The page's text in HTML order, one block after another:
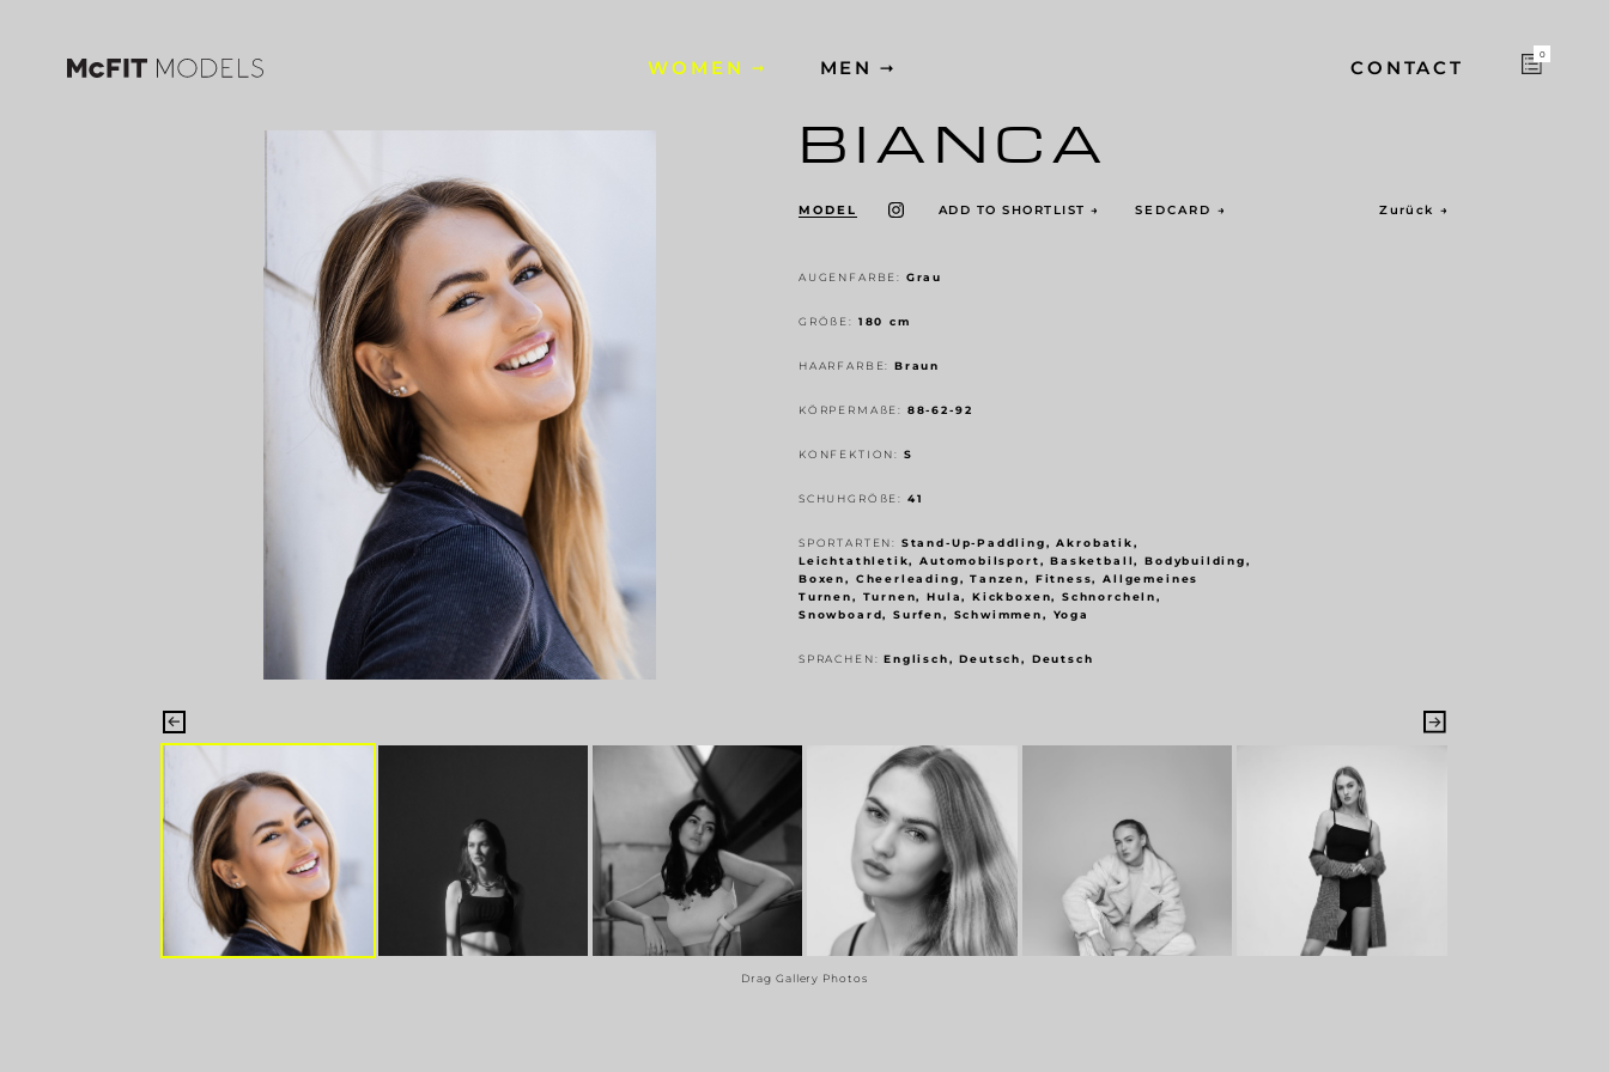
WOMEN MEN CONTACT
0
BIANCA
MODEL ADD TO SHORTLIST → SEDCARD → Zurück →
AUGENFARBE: Grau
GRÖ ß E: 180 cm
HAARFARBE:Braun
KÖRPERMA ßE: 88-62-92
KONFEKTION: S
SCHUHGRÖ ßE: 41
SPORTARTEN: Stand-Up-Paddling, Akrobatik,
Leichtathletik, Automobilsport, Basketball, Bodybuilding,
Boxen, Cheerleading, Tanzen, Fitness, Allgemeines
Turnen, Turnen, Hula, Kickboxen, Schnorcheln,
Snowboard, Surfen, Schwimmen, Yoga
SPRACHEN:Englisch, Deutsch, Deutsch
Drag Gallery Photos